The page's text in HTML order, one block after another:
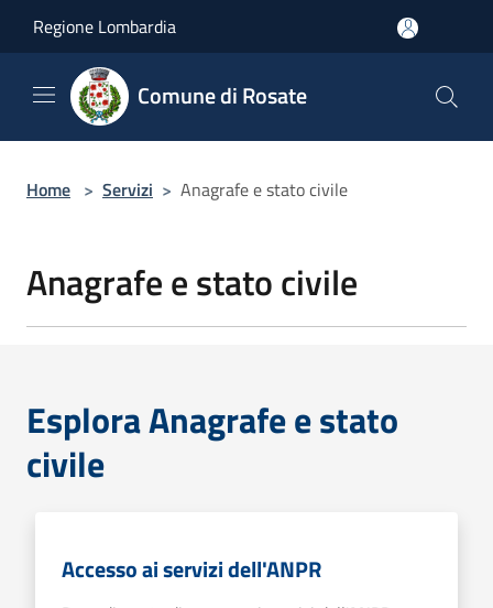
Regione Lombardia
Comune di Rosate
Home > Servizi > Anagrafe e stato civile
Anagrafe e stato civile
Esplora Anagrafe e stato
civile
Accesso ai servizi dell'ANPR